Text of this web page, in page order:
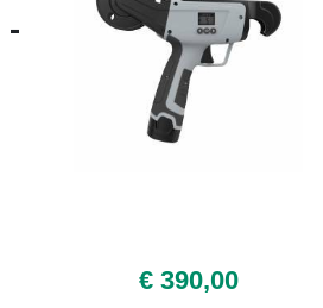
-
€ 390,00